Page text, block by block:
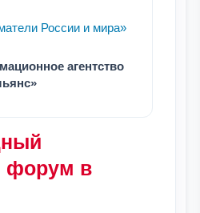
России и мира»
агентство
форум в